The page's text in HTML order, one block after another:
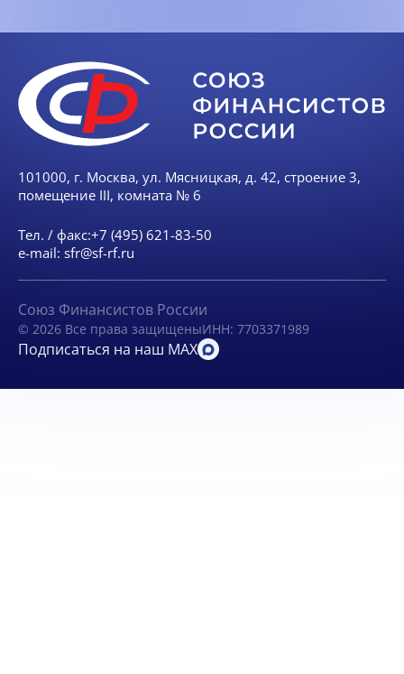
101000, г. Москва, ул. Мясницкая, д. 42, строение 3,
помещение III, комната № 6
Тел. / факс:+7 (495) 621-83-50
e-mail: sfr@sf-rf.ru
Союз Финансистов России
© 2026 Все права защищеныИНН: 7703371989
Подписаться на наш MAX